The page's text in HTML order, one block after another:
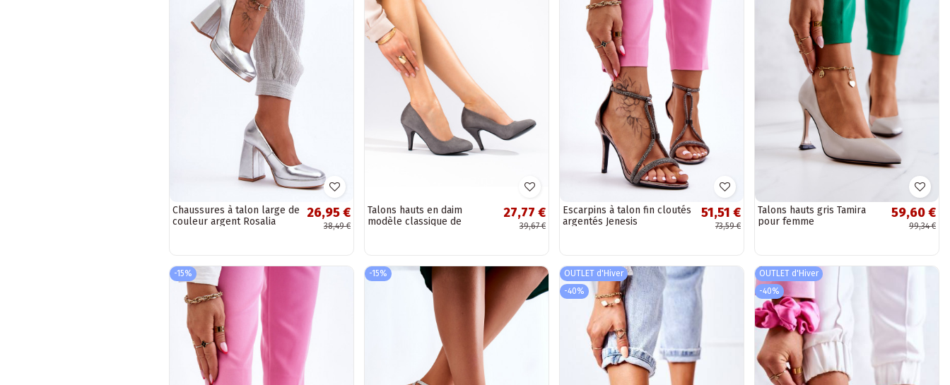
Chaussures à talon large de
couleur argent Rosalia
26,95 €
38,49 €
Talons hauts en daim
modèle classique de
27,77 €
39,67 €
Escarpins à talon fin cloutés
argentés Jenesis
51,51 €
73,59 €
Talons hauts gris Tamira
pour femme
59,60 €
99,34 €
-15% -15%
OUTLET d'Hiver
-40%
OUTLET d'Hiver
-40%